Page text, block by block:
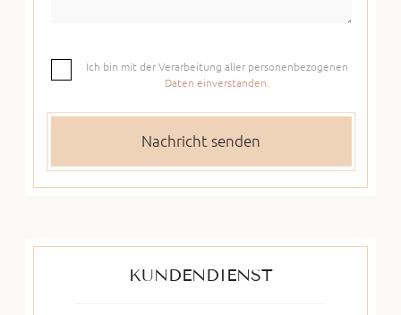
Ich bin mit der Verarbeitung aller personenbezogenen
Daten einverstanden.
KUNDENDIENST